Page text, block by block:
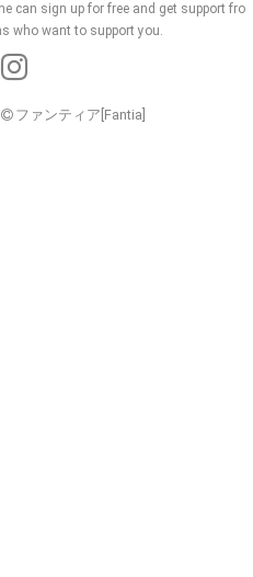
can sign up for free and get support fro
who want to support you.
ファンティア[Fantia]